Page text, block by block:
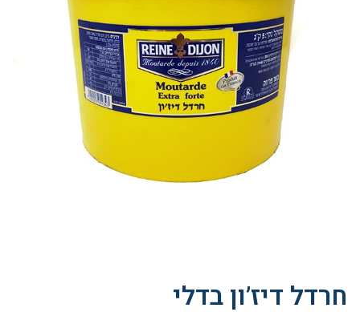
חרדל דיז’ון בדלי